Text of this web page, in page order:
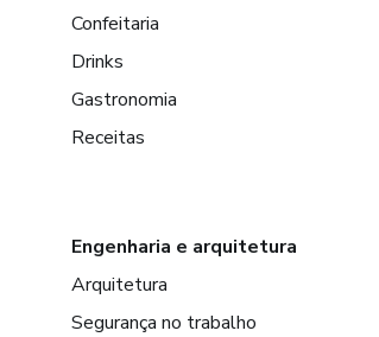
Confeitaria
Drinks
Gastronomia
Receitas
Engenharia e arquitetura
Arquitetura
Segurança no trabalho